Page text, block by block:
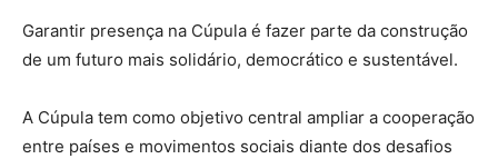
Garantir presença na Cúpula é fazer parte da construção
de um futuro mais solidário, democrático e sustentável.
A Cúpula tem como objetivo central ampliar a cooperação
entre países e movimentos sociais diante dos desafios